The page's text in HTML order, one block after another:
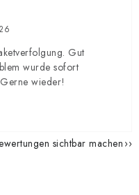
Gut
wurde sofort
wieder!
sichtbar machen